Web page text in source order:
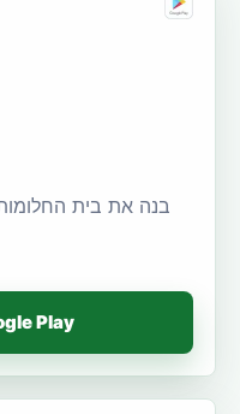
בנה את בית
Play